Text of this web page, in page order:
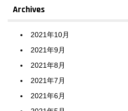
Archives
2021年10月
2021年9月
2021年8月
2021年7月
2021年6月